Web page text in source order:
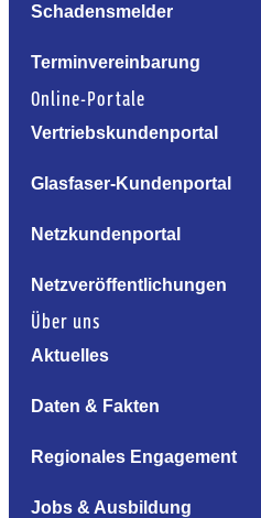
Schadensmelder
Terminvereinbarung
Online-Portale
Vertriebskundenportal
Glasfaser-Kundenportal
Netzkundenportal
Netzveröffentlichungen
Über uns
Aktuelles
Daten & Fakten
Regionales Engagement
Jobs & Ausbildung